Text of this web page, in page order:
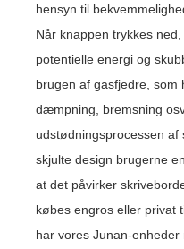
hensyn til
Når knappen trykkes
potentielle energi og
brugen af ​​gasfjedre, som
dæmpning, bremsning
udstødningsprocessen af
skjulte design brugerne
at det påvirker
købes engros eller privat
har vores Junan-enheder